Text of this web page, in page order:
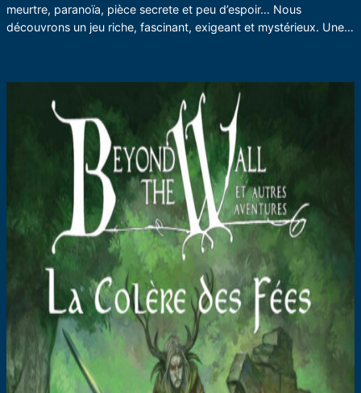
meurtre, paranoïa, pièce secrete et peu d’espoir… Nous
découvrons un jeu riche, fascinant, exigeant et mystérieux. Une…